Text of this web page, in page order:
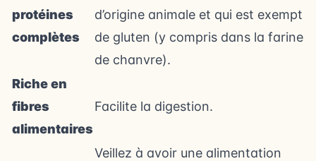
protéines
complètes
d’origine animale et qui est exempt
de gluten (y compris dans la farine
de chanvre).
Riche en
fibres
alimentaires
Facilite la digestion.
Veillez à avoir une alimentation